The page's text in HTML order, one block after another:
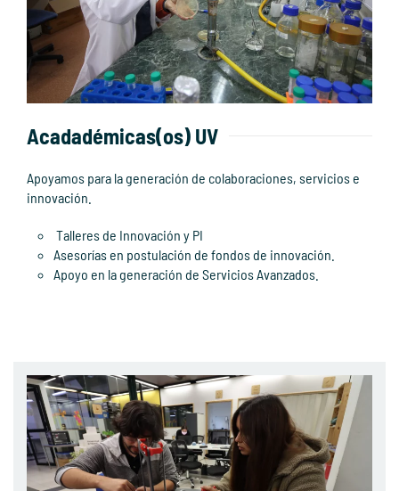
Acadadémicas(os) UV
Apoyamos para la generación de colaboraciones, servicios e
innovación.
Talleres de Innovación y PI
Asesorías en postulación de fondos de innovación.
Apoyo en la generación de Servicios Avanzados.